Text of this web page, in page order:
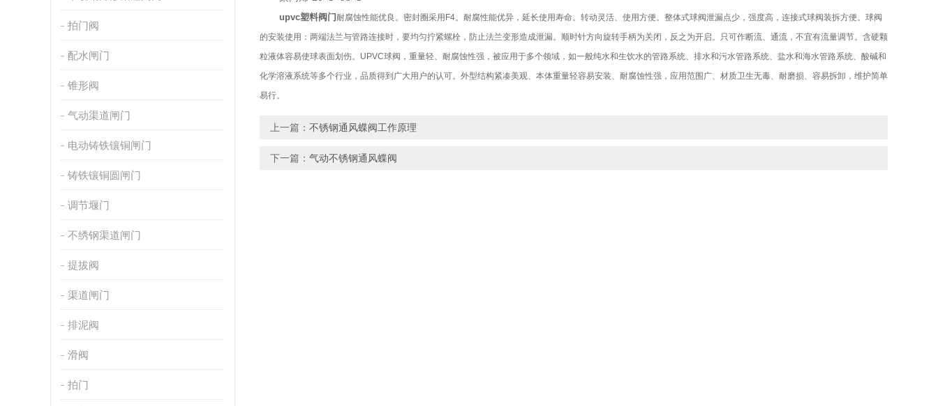
拍门阀
配水闸门
锥形阀
气动渠道闸门
电动铸铁镶铜闸门
铸铁镶铜圆闸门
调节堰门
不绣钢渠道闸门
提拔阀
渠道闸门
排泥阀
滑阀
拍门
upvc塑料阀门耐腐蚀性能优良。密封圈采用F4。耐腐性能优异，延长使用寿命。转动灵活、使用方便。整体式球阀泄漏点少，强度高，连接式球阀装拆方便。球阀
的安装使用：两端法兰与管路连接时，要均匀拧紧螺栓，防止法兰变形造成泄漏。顺时针方向旋转手柄为关闭，反之为开启。只可作断流、通流，不宜有流量调节。含硬颗
粒液体容易使球表面划伤。UPVC球阀，重量轻、耐腐蚀性强，被应用于多个领域，如一般纯水和生饮水的管路系统、排水和污水管路系统、盐水和海水管路系统、酸碱和
化学溶液系统等多个行业，品质得到广大用户的认可。外型结构紧凑美观、本体重量轻容易安装、耐腐蚀性强，应用范围广、材质卫生无毒、耐磨损、容易拆卸，维护简单
易行。
上一篇： 不锈钢通风蝶阀工作原理
下一篇： 气动不锈钢通风蝶阀